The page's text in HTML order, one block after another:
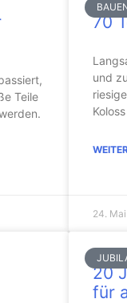
Teile
70
und
24.
20
für